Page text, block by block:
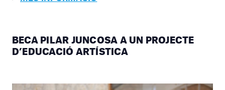
BECA PILAR JUNCOSA A UN PROJECTE
D’EDUCACIÓ ARTÍSTICA